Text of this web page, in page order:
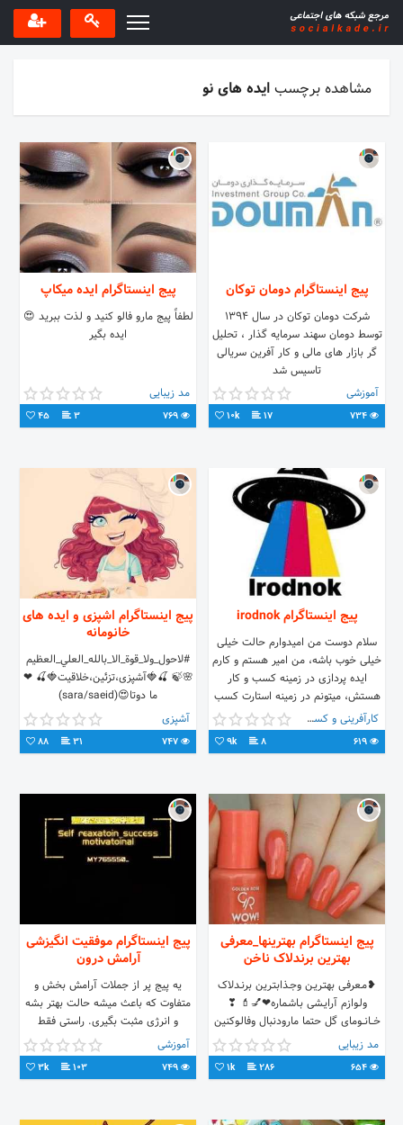
مشاهده برچسبایده های نو
پیج اینستاگرام دومان توکان
شرکت دومان توکان در سال ۱۳۹۴
توسط دومان سهند سرمایه گذار ، تحلیل
گر بازار های مالی و کار آفرین سریالی
تاسیس شد
آموزشی
17
10k
پیج اینستاگرام ایده میکاپ
لطفاً پیج مارو فالو کنید و لذت ببرید 😍
ایده بگیر
مد زیبایی
3
45
پیج اینستاگرام irodnok
‎سلام دوست من ‎امیدوارم حالت خیلی
خیلی خوب باشه، من امیر هستم و کارم
ایده پردازی در زمینه کسب و کار
هستش، میتونم در زمینه استارت کسب
و کارهای جذاب و پر سود ،راهنماییت
کنم اونم با هر سرمایه ای !!! ؟؟؟ ‎‌خیلی
خیلی خوشحال میشم بتونم کمکتون کنم
برابرش به زندگیم بر میگرده ...)
۰۹۳۵۴۱۵۲۸۰۰ من ایده رو با در نظر
گرفتن سرمایه و سایر پتانسیل های
شما،بهتون میگن ( به صورت کامل)
بدون نیاز به پرداخت هیچ مبلغی از
طرف شما به صورت کامل بهتون میگم .
کارآفرینی و کسب و کار
8
9k
پیج اینستاگرام اشپزی و ایده های
خانومانه
#لاحول_ولا_قوة_الا_بالله_العلي_العظيم
🌸🍃 🍒🍓آشپزی،تزئین،خلاقیت🍓🍒 ❤
ما دوتا😍(sara/saeid)
آشپزی
31
88
پیج اینستاگرام بهترینها_معرفی
بهترین برندلاک ناخن
❥مـعرفـی بهتـریـن وجـذابتـرین برنـدلاک
ولـوازم آرایـشی بـاشـماره❤💅💄 ❣
خـــانـــومای گل حتما مارودنبال وفالـوکنین
پشیمون نمیشین😘😘 مد زیبایی
286
1k
پیج اینستاگرام موفقیت انگیزشی
آرامش درون
یه پیج پر از جملات آرامش بخش و
متفاوت که باعث میشه حالت بهتر بشه
و انرژی مثبت بگیری. راستی فقط
جملات آرامش بخش نیست یه دوره
مراقبه و پاکسازی ذهن هم داریم که تو
پستهای هرشبمون میزاریم پس مارو
آموزشی
103
3k